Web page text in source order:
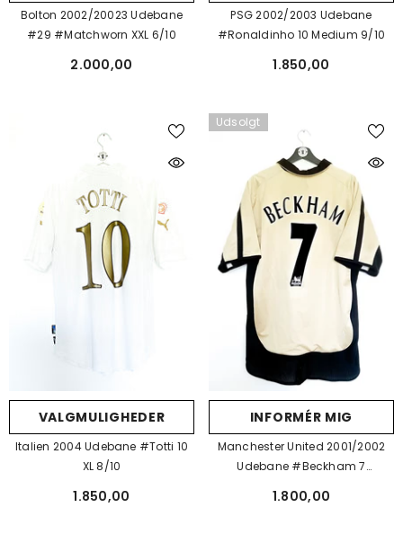
Bolton 2002/20023 Udebane
#29 #Matchworn XXL 6/10
2.000,00
PSG 2002/2003 Udebane
#Ronaldinho 10 Medium 9/10
1.850,00
VALGMULIGHEDER
Italien 2004 Udebane #Totti 10
XL 8/10
1.850,00
Udsolgt
INFORMÉR MIG
Manchester United 2001/2002
Udebane #Beckham 7
1.800,00